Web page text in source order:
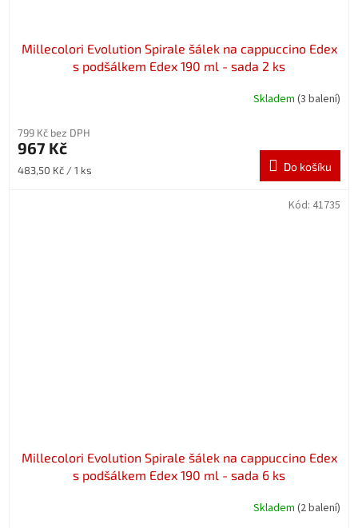
Millecolori Evolution Spirale šálek na cappuccino Edex
s podšálkem Edex 190 ml - sada 2 ks
Skladem (3 balení)
799 Kč bez DPH
967 Kč
Měrná
483,50 Kč / 1 ks Do košíku
Millecolori Evolution Spirale šálek na cappuccino Edex
s podšálkem Edex 190 ml - sada 6 ks
Skladem (2 balení)
Kód: 41735